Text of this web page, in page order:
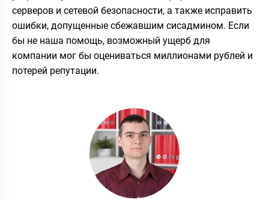
серверов и сетевой безопасности, а также исправить
ошибки, допущенные сбежавшим сисадмином. Если
бы не наша помощь, возможный ущерб для
компании мог бы оцениваться миллионами рублей и
потерей репутации.